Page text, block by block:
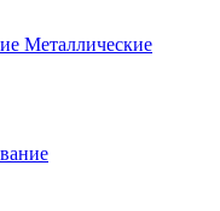
Металлические